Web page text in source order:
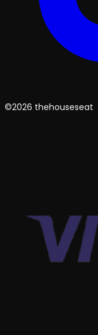
©2026 thehouseseat